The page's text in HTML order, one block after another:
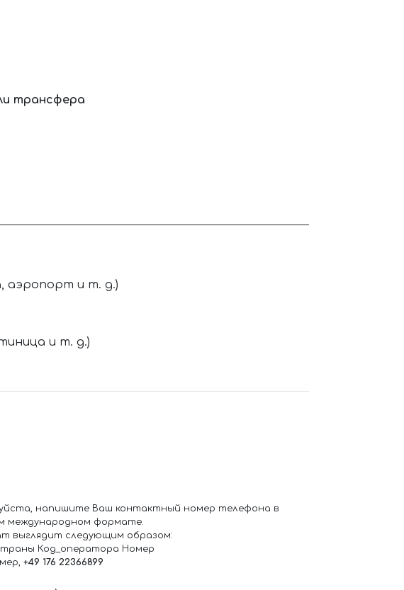
трансфера
аэропорт и т. д.)
и т. д.)
напишите Ваш контактный номер телефона в
международном формате.
выглядит следующим образом:
Код_оператора Номер
+49 176 22366899